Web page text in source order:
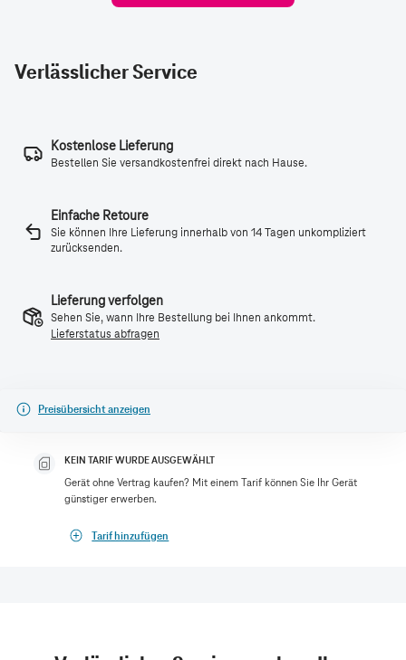
Verlässlicher Service
Kostenlose Lieferung
Bestellen Sie versandkostenfrei direkt nach Hause.
Einfache Retoure
Sie können Ihre Lieferung innerhalb von 14 Tagen unkompliziert
zurücksenden.
Lieferung verfolgen
Sehen Sie, wann Ihre Bestellung bei Ihnen ankommt.
Lieferstatus abfragen
Preisübersicht anzeigen
KEIN TARIF WURDE AUSGEWÄHLT
Gerät ohne Vertrag kaufen? Mit einem Tarif können Sie Ihr Gerät
günstiger erwerben.
Tarif hinzufügen